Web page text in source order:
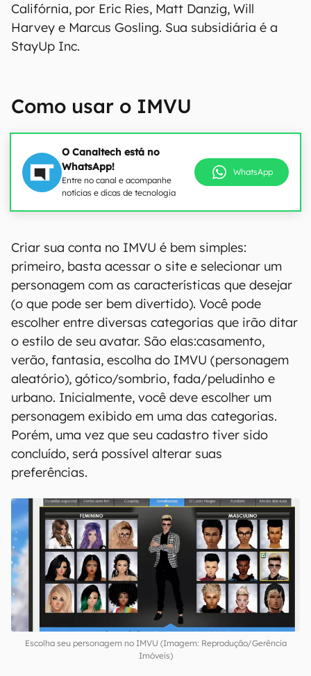
Califórnia, por Eric Ries, Matt Danzig, Will
Harvey e Marcus Gosling. Sua subsidiária é a
StayUp Inc.
Como usar o IMVU
O Canaltech está no
WhatsApp!
Entre no canal e acompanhe
notícias e dicas de tecnologia
WhatsApp
Criar sua conta no IMVU é bem simples:
primeiro, basta acessar o site e selecionar um
personagem com as características que desejar
(o que pode ser bem divertido). Você pode
escolher entre diversas categorias que irão ditar
o estilo de seu avatar. São elas:casamento,
verão, fantasia, escolha do IMVU (personagem
aleatório), gótico/sombrio, fada/peludinho e
urbano. Inicialmente, você deve escolher um
personagem exibido em uma das categorias.
Porém, uma vez que seu cadastro tiver sido
concluído, será possível alterar suas
preferências.
Escolha seu personagem no IMVU (Imagem: Reprodução/Gerência
Imóveis)